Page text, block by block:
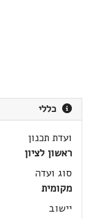
כללי
ועדת תכנון
ראשון לציון
סוג ועדה
מקומית
יישוב